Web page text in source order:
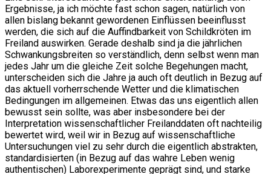
Ergebnisse, ja ich möchte fast schon sagen, natürlich von
allen bislang bekannt gewordenen Einflüssen beeinflusst
werden, die sich auf die Auffindbarkeit von Schildkröten im
Freiland auswirken. Gerade deshalb sind ja die jährlichen
Schwankungsbreiten so verständlich, denn selbst wenn man
jedes Jahr um die gleiche Zeit solche Begehungen macht,
unterscheiden sich die Jahre ja auch oft deutlich in Bezug auf
das aktuell vorherrschende Wetter und die klimatischen
Bedingungen im allgemeinen. Etwas das uns eigentlich allen
bewusst sein sollte, was aber insbesondere bei der
Interpretation wissenschaftlicher Freilanddaten oft nachteilig
bewertet wird, weil wir in Bezug auf wissenschaftliche
Untersuchungen viel zu sehr durch die eigentlich abstrakten,
standardisierten (in Bezug auf das wahre Leben wenig
authentischen) Laborexperimente geprägt sind, und starke